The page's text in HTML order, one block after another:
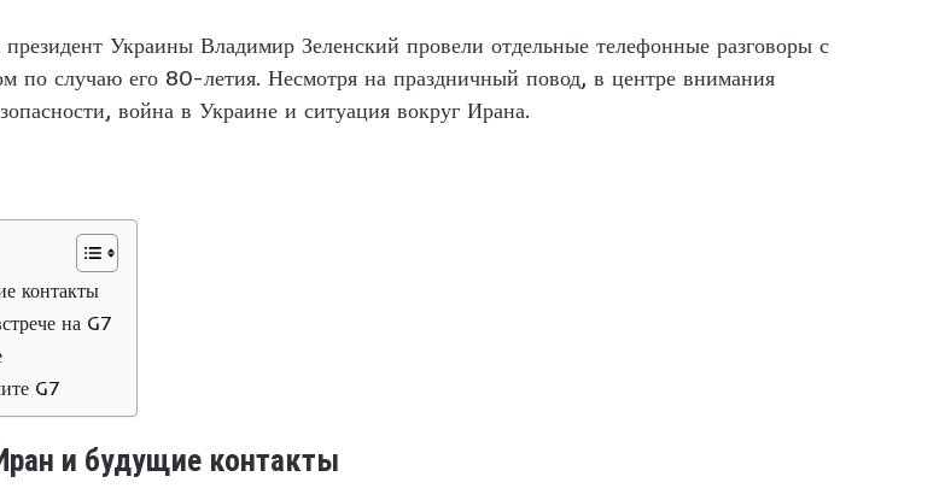
Украины Владимир Зеленский провели отдельные телефонные разговоры с
случаю его 80-летия. Несмотря на праздничный повод, в центре внимания
война в Украине и ситуация вокруг Ирана.
контакты
на G7
G7
и будущие контакты